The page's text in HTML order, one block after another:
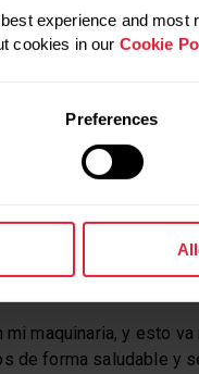
experience and
cookies in our Cookie
Preferences
muchos años. No
tiraré de bici y de
de forma habitual
maquinaria, y esto
de forma saludable y